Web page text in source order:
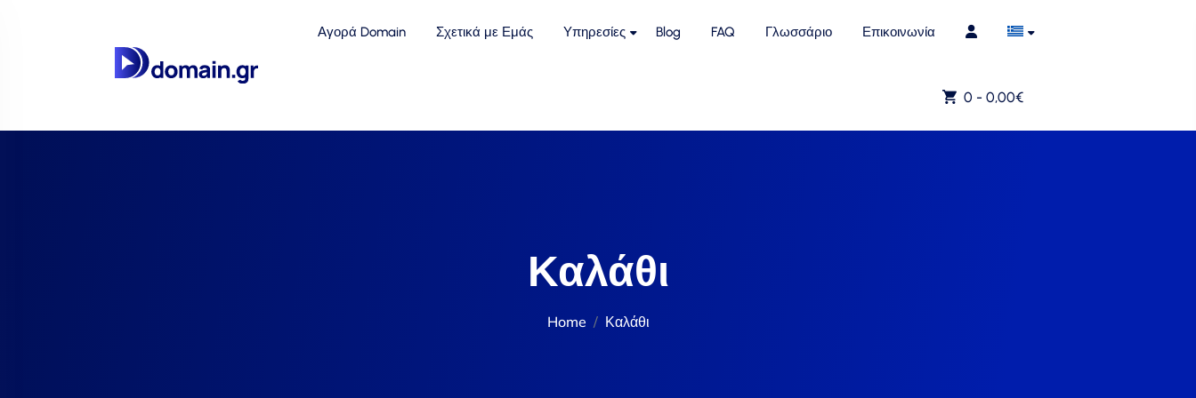
Αγορά Domain Σχετικά με Εμάς Υπηρεσίες Blog FAQ Γλωσσάριο Επικοινωνία
0 - 0,00€
Καλάθι
Home Καλάθι